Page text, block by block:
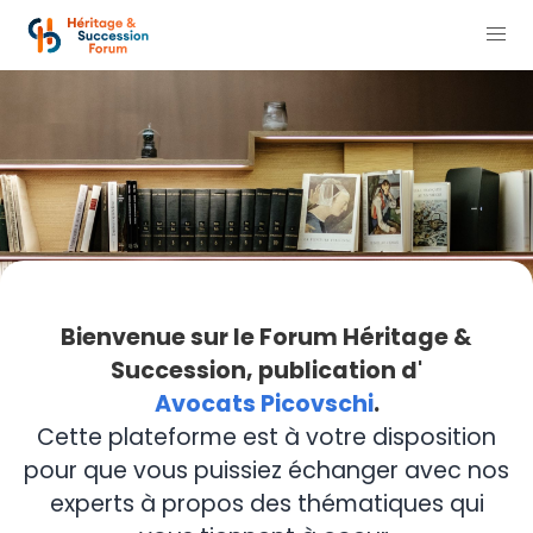
Bienvenue sur le Forum Héritage &
Succession, publication d'
Avocats Picovschi.
Cette plateforme est à votre disposition
pour que vous puissiez échanger avec nos
experts à propos des thématiques qui